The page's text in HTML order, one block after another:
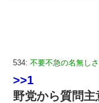
534: 不要不急の名無し
>>1
野党から質問